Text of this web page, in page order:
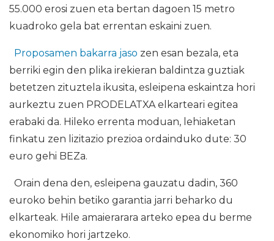
55.000 erosi zuen eta bertan dagoen 15 metro
kuadroko gela bat errentan eskaini zuen.
Proposamen bakarra jaso zen esan bezala, eta
berriki egin den plika irekieran baldintza guztiak
betetzen zituztela ikusita, esleipena eskaintza hori
aurkeztu zuen PRODELATXA elkarteari egitea
erabaki da. Hileko errenta moduan, lehiaketan
finkatu zen lizitazio prezioa ordainduko dute: 30
euro gehi BEZa.
Orain dena den, esleipena gauzatu dadin, 360
euroko behin betiko garantia jarri beharko du
elkarteak. Hile amaierarara arteko epea du berme
ekonomiko hori jartzeko.